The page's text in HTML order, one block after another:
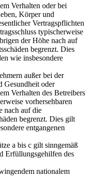
Verhalten oder bei
Körper und
Vertragspflichten
typischerweise
der Höhe nach auf
begrenzt. Dies
wie insbesondere
außer bei der
Gesundheit oder
Verhalten des Betreibers
vorhersehbaren
nach auf die
begrenzt. Dies gilt
entgangenen
a bis c gilt sinngemäß
Erfüllungsgehilfen des
nationalem